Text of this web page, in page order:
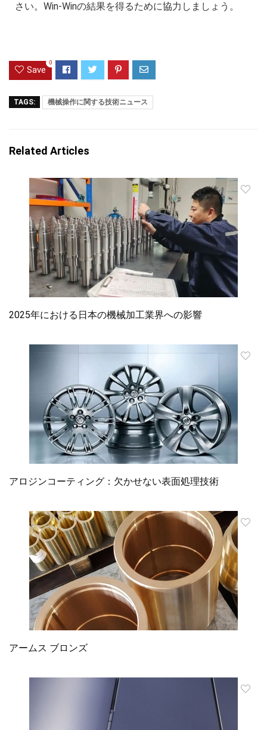
さい。Win-Winの結果を得るために協力しましょう。
Save
0
TAGS: 機械操作に関する技術ニュース
Related Articles
2025年における日本の機械加工業界への影響
アロジンコーティング：欠かせない表面処理技術
アームス ブロンズ